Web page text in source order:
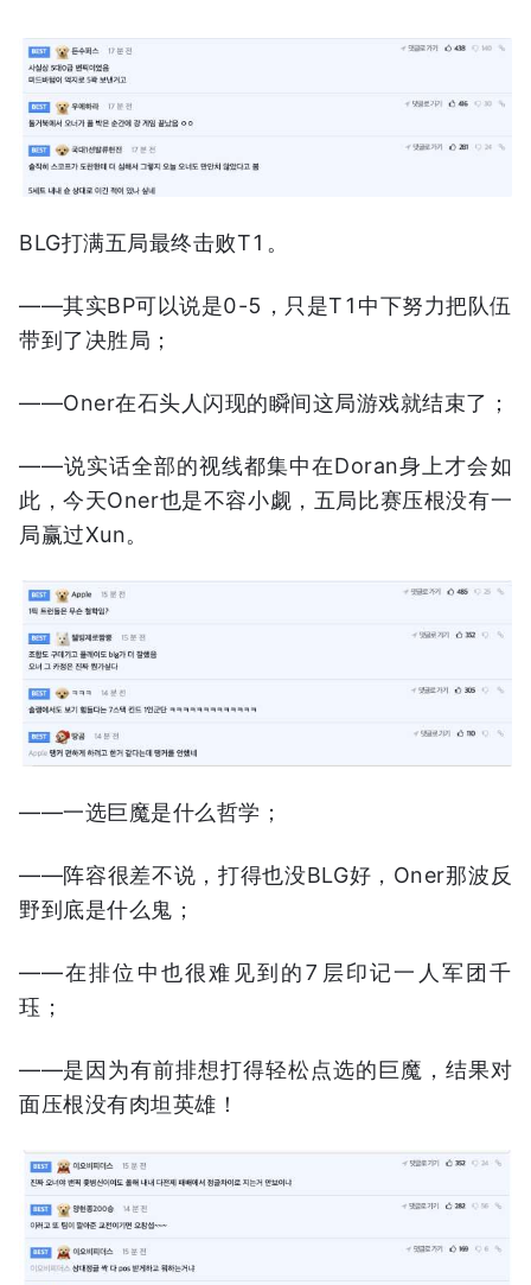
BLG打满五局最终击败T1。
——其实BP可以说是0-5，只是T1中下努力把队伍
带到了决胜局；
——Oner在石头人闪现的瞬间这局游戏就结束了；
——说实话全部的视线都集中在Doran身上才会如
此，今天Oner也是不容小觑，五局比赛压根没有一
局赢过Xun。
——一选巨魔是什么哲学；
——阵容很差不说，打得也没BLG好，Oner那波反
野到底是什么鬼；
——在排位中也很难见到的7层印记一人军团千
珏；
——是因为有前排想打得轻松点选的巨魔，结果对
面压根没有肉坦英雄！